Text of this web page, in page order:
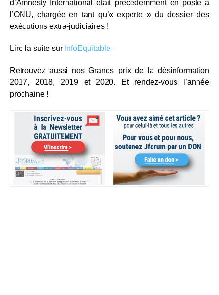
d’Amnesty International était précédemment en poste à
l’ONU, chargée en tant qu’« experte » du dossier des
exécutions extra-judiciaires !
Lire la suite sur InfoEquitable
Retrouvez aussi nos Grands prix de la désinformation
2017, 2018, 2019 et 2020. Et rendez-vous l’année
prochaine !